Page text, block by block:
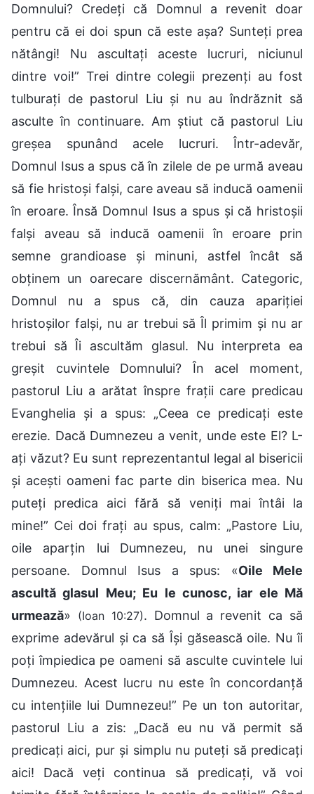
Domnului? Credeți că Domnul a revenit doar
pentru că ei doi spun că este așa? Sunteți prea
nătângi! Nu ascultați aceste lucruri, niciunul
dintre voi!” Trei dintre colegii prezenți au fost
tulburați de pastorul Liu și nu au îndrăznit să
asculte în continuare. Am știut că pastorul Liu
greșea spunând acele lucruri. Într-adevăr,
Domnul Isus a spus că în zilele de pe urmă aveau
să fie hristoși falși, care aveau să inducă oamenii
în eroare. Însă Domnul Isus a spus și că hristoșii
falși aveau să inducă oamenii în eroare prin
semne grandioase și minuni, astfel încât să
obținem un oarecare discernământ. Categoric,
Domnul nu a spus că, din cauza apariției
hristoșilor falși, nu ar trebui să Îl primim și nu ar
trebui să Îi ascultăm glasul. Nu interpreta ea
greșit cuvintele Domnului? În acel moment,
pastorul Liu a arătat înspre frații care predicau
Evanghelia și a spus: „Ceea ce predicați este
erezie. Dacă Dumnezeu a venit, unde este El? L-
ați văzut? Eu sunt reprezentantul legal al bisericii
și acești oameni fac parte din biserica mea. Nu
puteți predica aici fără să veniți mai întâi la
mine!” Cei doi frați au spus, calm: „Pastore Liu,
oile aparțin lui Dumnezeu, nu unei singure
persoane. Domnul Isus a spus: «Oile Mele
ascultă glasul Meu; Eu le cunosc, iar ele Mă
urmează» (Ioan 10:27). Domnul a revenit ca să
exprime adevărul și ca să Își găsească oile. Nu îi
poți împiedica pe oameni să asculte cuvintele lui
Dumnezeu. Acest lucru nu este în concordanță
cu intențiile lui Dumnezeu!” Pe un ton autoritar,
pastorul Liu a zis: „Dacă eu nu vă permit să
predicați aici, pur și simplu nu puteți să predicați
aici! Dacă veți continua să predicați, vă voi